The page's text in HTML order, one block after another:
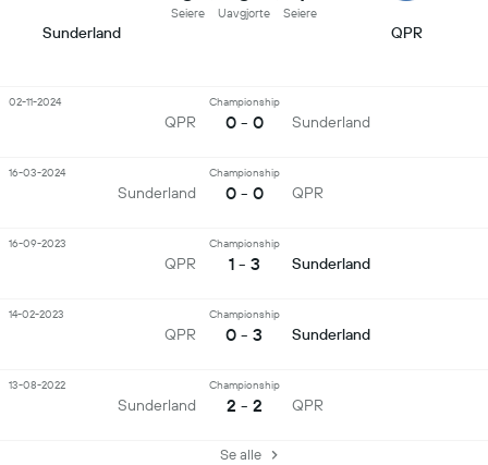
Sunderland
Seiere Uavgjorte Seiere
QPR
QPR
Championship
0 - 0 Sunderland
02-11-2024
Sunderland
Championship
0 - 0 QPR
16-03-2024
QPR
Championship
1 - 3 Sunderland
16-09-2023
QPR
Championship
0 - 3 Sunderland
14-02-2023
Sunderland
Championship
2 - 2 QPR
13-08-2022
Se alle